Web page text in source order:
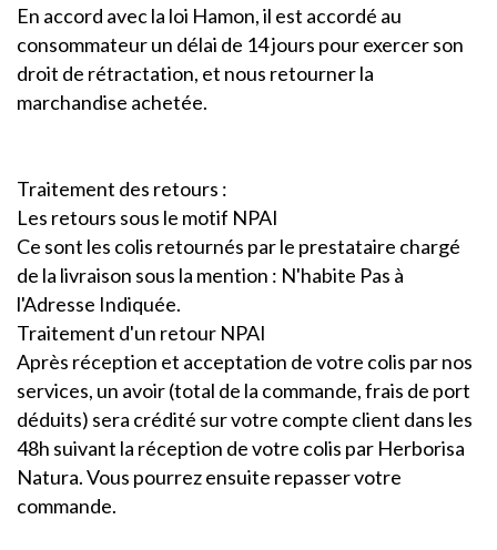
En accord avec la loi Hamon, il est accordé au
consommateur un délai de 14 jours pour exercer son
droit de rétractation, et nous retourner la
marchandise achetée.
Traitement des retours :
Les retours sous le motif NPAI
Ce sont les colis retournés par le prestataire chargé
de la livraison sous la mention : N'habite Pas à
l'Adresse Indiquée.
Traitement d'un retour NPAI
Après réception et acceptation de votre colis par nos
services, un avoir (total de la commande, frais de port
déduits) sera crédité sur votre compte client dans les
48h suivant la réception de votre colis par Herborisa
Natura. Vous pourrez ensuite repasser votre
commande.